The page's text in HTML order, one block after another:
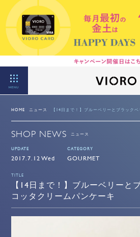
MENU
HOME ニュース 【14日まで！】ブルーベリーとブラック
SHOP NEWS ニュース
UPDATE
2017.7.12 Wed
CATEGORY
GOURMET
TITLE
【14日まで！】ブルーベリーと
コッタクリームパンケーキ